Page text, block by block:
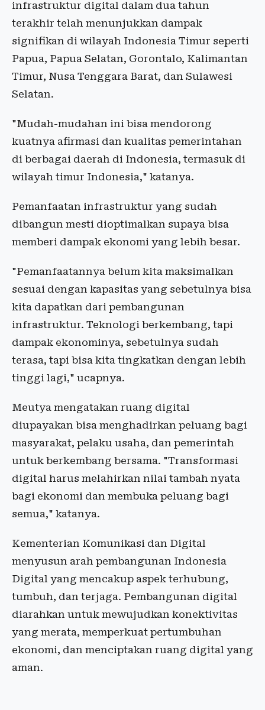
infrastruktur digital dalam dua tahun
terakhir telah menunjukkan dampak
signifikan di wilayah Indonesia Timur seperti
Papua, Papua Selatan, Gorontalo, Kalimantan
Timur, Nusa Tenggara Barat, dan Sulawesi
Selatan.
"Mudah-mudahan ini bisa mendorong
kuatnya afirmasi dan kualitas pemerintahan
di berbagai daerah di Indonesia, termasuk di
wilayah timur Indonesia," katanya.
Pemanfaatan infrastruktur yang sudah
dibangun mesti dioptimalkan supaya bisa
memberi dampak ekonomi yang lebih besar.
"Pemanfaatannya belum kita maksimalkan
sesuai dengan kapasitas yang sebetulnya bisa
kita dapatkan dari pembangunan
infrastruktur. Teknologi berkembang, tapi
dampak ekonominya, sebetulnya sudah
terasa, tapi bisa kita tingkatkan dengan lebih
tinggi lagi," ucapnya.
Meutya mengatakan ruang digital
diupayakan bisa menghadirkan peluang bagi
masyarakat, pelaku usaha, dan pemerintah
untuk berkembang bersama. "Transformasi
digital harus melahirkan nilai tambah nyata
bagi ekonomi dan membuka peluang bagi
semua," katanya.
Kementerian Komunikasi dan Digital
menyusun arah pembangunan Indonesia
Digital yang mencakup aspek terhubung,
tumbuh, dan terjaga. Pembangunan digital
diarahkan untuk mewujudkan konektivitas
yang merata, memperkuat pertumbuhan
ekonomi, dan menciptakan ruang digital yang
aman.